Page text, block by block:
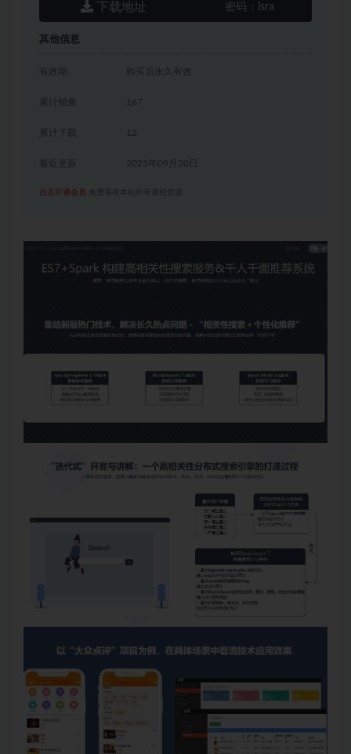
下载地址 密码： lsra
其他信息
有效期 购买后永久有效
累计销量 167
累计下载 12
2025年09月20日
点击开通会员 免费享有本站所有课程资源